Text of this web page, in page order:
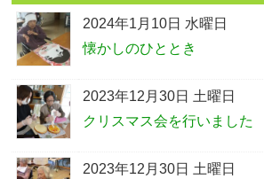
2024年1月10日 水曜日
懐かしのひととき
2023年12月30日 土曜日
クリスマス会を行いました
2023年12月30日 土曜日